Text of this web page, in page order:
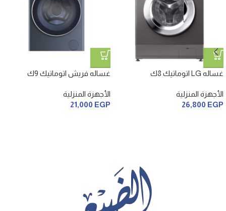
غساله LG اتوماتيك 8ك
الأجهزة المنزلية
26,800 EGP
غساله فريش اتوماتيك 9ك
الأجهزة المنزلية
21,000 EGP